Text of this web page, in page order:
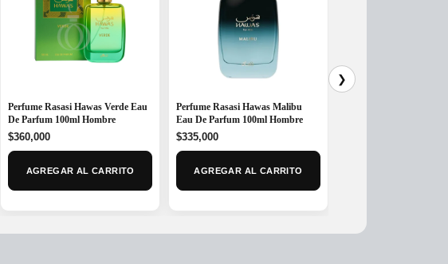
Perfume Rasasi Hawas Verde Eau
De Parfum 100ml Hombre
$360,000
AGREGAR AL CARRITO
Perfume Rasasi Hawas Malibu
Eau De Parfum 100ml Hombre
$335,000
AGREGAR AL CARRITO
❯